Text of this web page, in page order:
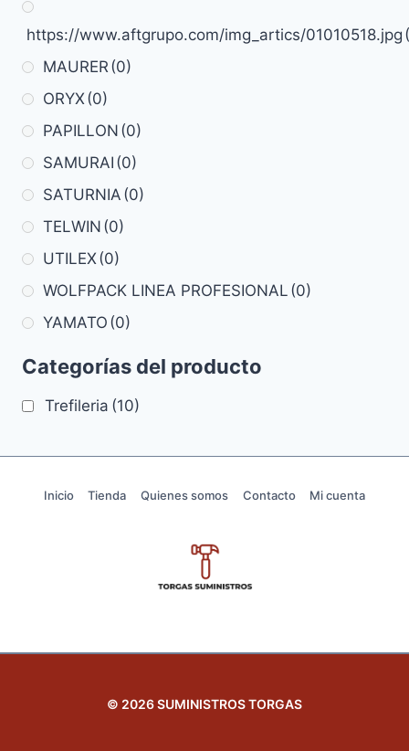
https://www.aftgrupo.com/img_artics/01010518.jpg
MAURER (0)
ORYX(0)
PAPILLON (0)
SAMURAI (0)
SATURNIA (0)
TELWIN (0)
UTILEX(0)
WOLFPACK LINEA PROFESIONAL (0)
YAMATO (0)
Categorías del producto
Trefileria (10)
Inicio Tienda Quienes somos Contacto Mi cuenta
© 2026 SUMINISTROS TORGAS